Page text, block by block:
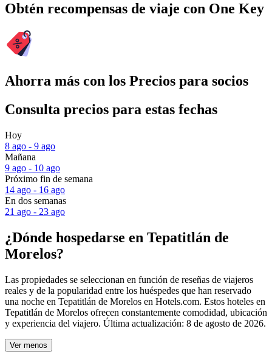
Obtén recompensas de viaje con One Key
Ahorra más con los Precios para socios
Consulta precios para estas fechas
Hoy
8 ago - 9 ago
Mañana
9 ago - 10 ago
Próximo fin de semana
14 ago - 16 ago
En dos semanas
21 ago - 23 ago
¿Dónde hospedarse en Tepatitlán de
Morelos?
Las propiedades se seleccionan en función de reseñas de viajeros
reales y de la popularidad entre los huéspedes que han reservado
una noche en Tepatitlán de Morelos en Hotels.com. Estos hoteles en
Tepatitlán de Morelos ofrecen constantemente comodidad, ubicación
y experiencia del viajero. Última actualización: 8 de agosto de 2026.
Ver menos